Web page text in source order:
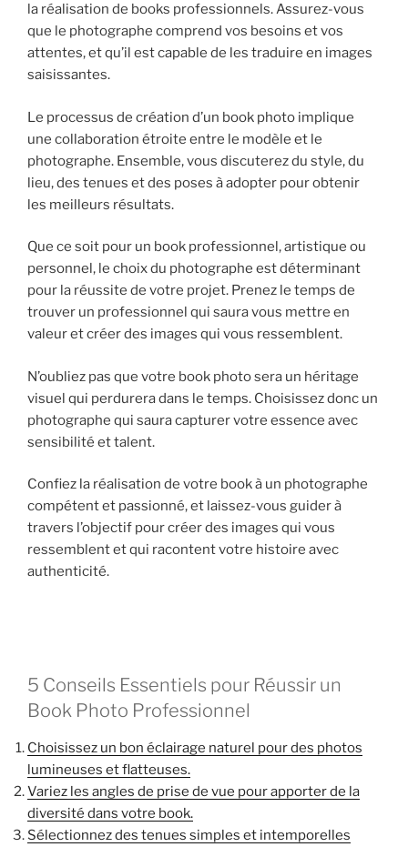
la réalisation de books professionnels. Assurez-vous
que le photographe comprend vos besoins et vos
attentes, et qu’il est capable de les traduire en images
saisissantes.
Le processus de création d’un book photo implique
une collaboration étroite entre le modèle et le
photographe. Ensemble, vous discuterez du style, du
lieu, des tenues et des poses à adopter pour obtenir
les meilleurs résultats.
Que ce soit pour un book professionnel, artistique ou
personnel, le choix du photographe est déterminant
pour la réussite de votre projet. Prenez le temps de
trouver un professionnel qui saura vous mettre en
valeur et créer des images qui vous ressemblent.
N’oubliez pas que votre book photo sera un héritage
visuel qui perdurera dans le temps. Choisissez donc un
photographe qui saura capturer votre essence avec
sensibilité et talent.
Confiez la réalisation de votre book à un photographe
compétent et passionné, et laissez-vous guider à
travers l’objectif pour créer des images qui vous
ressemblent et qui racontent votre histoire avec
authenticité.
5 Conseils Essentiels pour Réussir un
Book Photo Professionnel
Choisissez un bon éclairage naturel pour des photos
lumineuses et flatteuses.
Variez les angles de prise de vue pour apporter de la
diversité dans votre book.
Sélectionnez des tenues simples et intemporelles